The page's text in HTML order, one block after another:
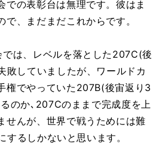
での表彰台は無理です。彼はま
、まだまだこれからです。
は、レベルを落とした207C(後
敗していましたが、ワールドカ
権でやっていた207B(後宙返り3
のか､207Cのままで完成度を上
せんが、世界で戦うためには難
るしかないと思います。